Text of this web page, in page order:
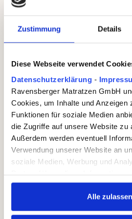
Zustimmung Details
Diese Webseite verwendet
Datenschutzerklärung -
Ravensberger Matratzen GmbH
Cookies, um Inhalte und Anzeigen
Funktionen für soziale Medien
die Zugriffe auf unsere Website zu
Außerdem werden eventuell
Verwendung unserer Website an
soziale Medien, Werbung und
weiteren Daten zusammen, die
haben oder die sie im Rahmen
gesammelt haben.
Alle zulassen
g
n
fü
a
tr
a
tz
e
n
bi
2
m